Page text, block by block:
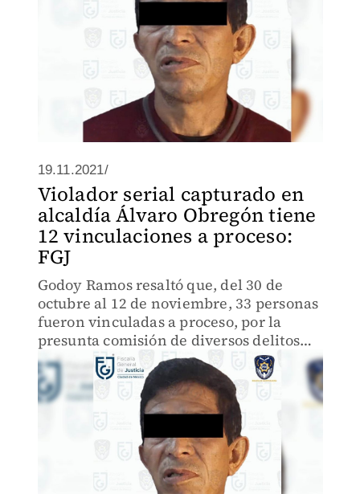
19.11.2021/
Violador serial capturado en
alcaldía Álvaro Obregón tiene
12 vinculaciones a proceso:
FGJ
Godoy Ramos resaltó que, del 30 de
octubre al 12 de noviembre, 33 personas
fueron vinculadas a proceso, por la
presunta comisión de diversos delitos
contra mujeres.